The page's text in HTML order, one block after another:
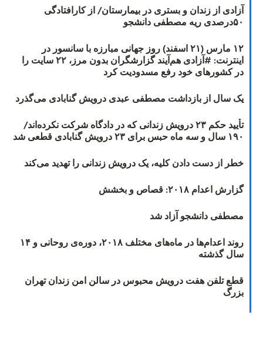
آزادی از زندان و بستری در بیمارستان/ از کارافتادگی
۵۰درصدی ریه مصطفی دانشجو
۱۲ مارس (۲۱ اسفند) روز جهانی مبارزه با سانسور در
اینترنت: #آزادی هم‌آیند گزارشگران‌ بدون مرز، ۲۲ سایت را
در کشورهای خود رفع مسدودیت کرد
یک سال از بازداشت مصطفی عبدی درویش گنابادی می‌گذرد
تأیید حکم ۲۳ درویش زندانی که در دادگاه شرکت نکرده‌اند/
۱۹۰ سال و سه ماه حبس برای ۲۳ درویش گنابادی قطعی شد
خطر از دست دادن کلیه، یک درویش زندانی را تهدید می‌کند
گزارش اعدام ۲۰۱۸: قصاص و بخشش
مصطفی دانشجو آزاد شد
روند اعدام‌ها در ماه‌های مختلف ۲۰۱۸، دوره‌ی روحانی و ۱۴
سال گذشته
قطع تلفن هفت درویش محبوس در سالن امن زندان تهران
بزرگ